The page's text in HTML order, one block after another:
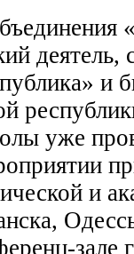
деятель,
и
уже
и